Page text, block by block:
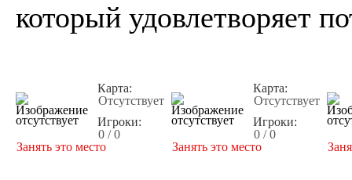
который удовлетворяет
Карта:
Отсутствует
Игроки:
0 / 0
Занять это место
Карта:
Отсутствует
Игроки:
0 / 0
Занять это место